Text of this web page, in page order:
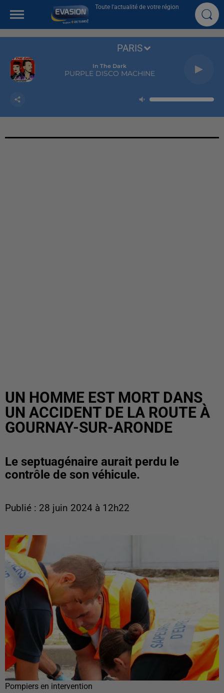
Toute l'actualité de votre région
In The Dark
PURPLE DISCO MACHINE
PARIS
UN HOMME EST MORT DANS
UN ACCIDENT DE LA ROUTE À
GOURNAY-SUR-ARONDE
Le septuagénaire aurait perdu le
contrôle de son véhicule.
Publié : 28 juin 2024 à 12h22
Pompiers en intervention